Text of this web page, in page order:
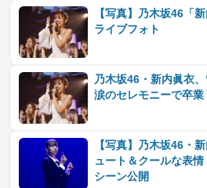
【写真】乃木坂46「
ライブフォト
乃木坂46・新内眞衣
涙のセレモニーで卒業
【写真】乃木坂46・
ュート＆クールな表
シーン公開